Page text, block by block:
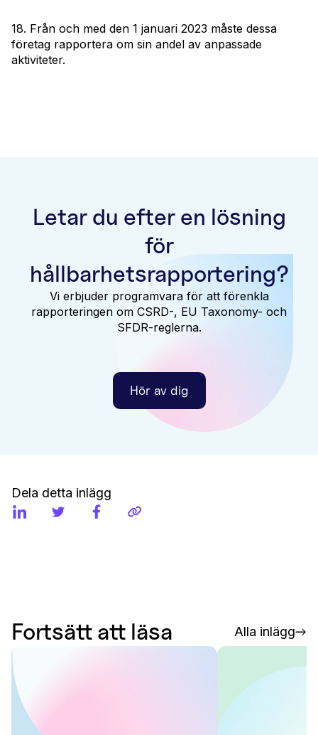
18. Från och med den 1 januari 2023 måste dessa
företag rapportera om sin andel av anpassade
aktiviteter.
Letar du efter en lösning
för
hållbarhetsrapportering?
Vi erbjuder programvara för att förenkla
rapporteringen om CSRD-, EU Taxonomy- och
SFDR-reglerna.
Hör av dig
Dela detta inlägg
Fortsätt att läsa Alla inlägg